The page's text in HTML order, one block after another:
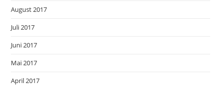
August 2017
Juli 2017
Juni 2017
Mai 2017
April 2017